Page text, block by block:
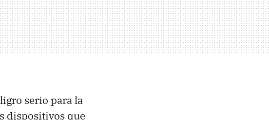
serio para la
dispositivos que